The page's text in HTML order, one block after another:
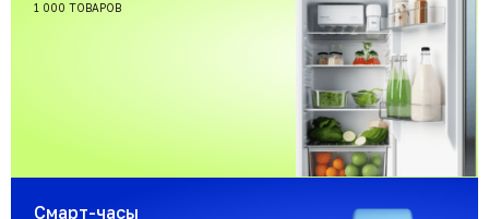
1 000 ТОВАРОВ
Смарт-часы